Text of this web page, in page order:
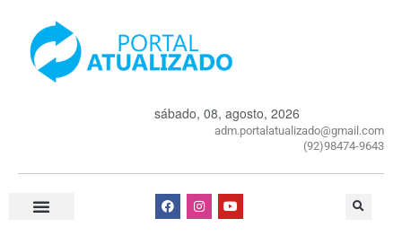
sábado, 08, agosto, 2026
adm.portalatualizado@gmail.com
(92)98474-9643